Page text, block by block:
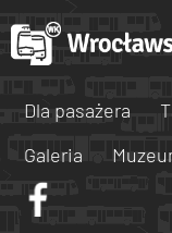
Dla pasażera
Galeria